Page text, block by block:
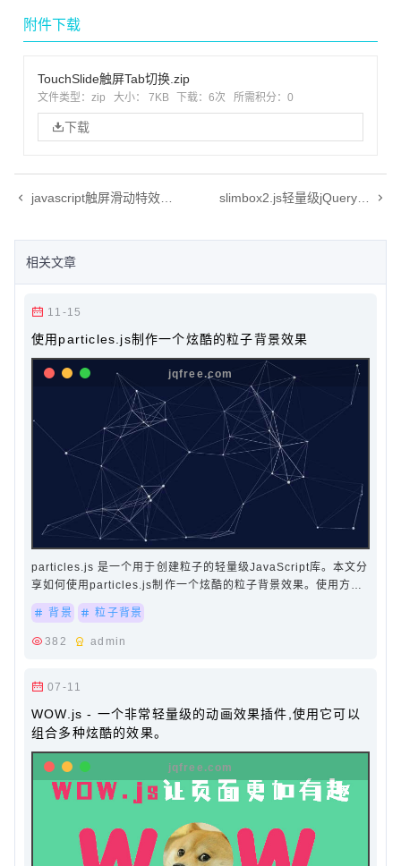
附件下载
TouchSlide触屏Tab切换.zip
文件类型：zip 大小： 7KB 下载： 6次 所需积分：0
下载
javascript触屏滑动特效插件，移动端滑动特效，TouchSlide触屏多图切换 slimbox2.js轻量级jQuery弹出层 lightbox插件
相关文章
11-15
使用particles.js制作一个炫酷的粒子背景效果
particles.js 是一个用于创建粒子的轻量级JavaScript库。本文分
享如何使用particles.js制作一个炫酷的粒子背景效果。使用方
法：引用particles.min.js文件和app.js…
背景 粒子背景
382 admin
07-11
WOW.js - 一个非常轻量级的动画效果插件,使用它可以
组合多种炫酷的效果。